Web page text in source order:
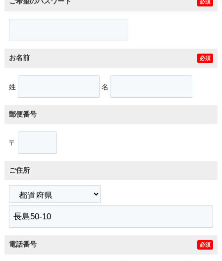
必須
お名前 必須
姓 名
郵便番号
〒
ご住所
電話番号 必須